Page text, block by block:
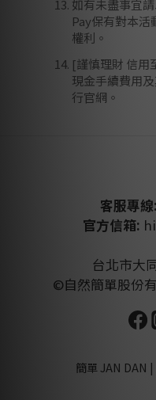
如有未盡事宜
Pay保有對本
權利。
[謹慎理財 信用
現金手續費用
行官網。
客服專線:
官方信箱:
台北市大
©自然簡單股份
簡單 JAN DAN